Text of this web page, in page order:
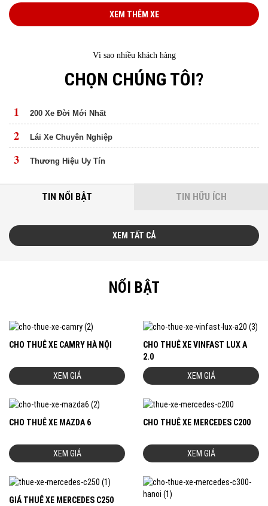
XEM THÊM XE
Vì sao nhiều khách hàng
CHỌN CHÚNG TÔI?
1 200 Xe Đời Mới Nhất
2 Lái Xe Chuyên Nghiệp
3 Thương Hiệu Uy Tín
TIN NỔI BẬT TIN HỮU ÍCH
XEM TẤT CẢ
NỔI BẬT
CHO THUÊ XE CAMRY HÀ NỘI
XEM GIÁ
CHO THUÊ XE VINFAST LUX A
2.0
XEM GIÁ
CHO THUÊ XE MAZDA 6
XEM GIÁ
CHO THUÊ XE MERCEDES C200
XEM GIÁ
GIÁ THUÊ XE MERCEDES C250